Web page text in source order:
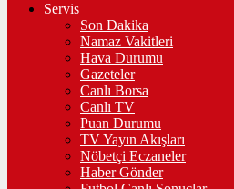
Servis
Son Dakika
Namaz Vakitleri
Hava Durumu
Gazeteler
Canlı Borsa
Canlı TV
Puan Durumu
TV Yayın Akışları
Nöbetçi Eczaneler
Haber Gönder